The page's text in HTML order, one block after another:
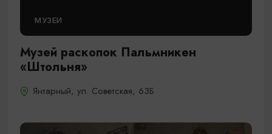
МУЗЕИ
Музей раскопок Пальмникен
«Штольня»
Янтарный, ул. Советская, 63Б